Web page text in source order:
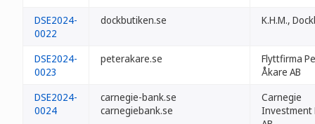
DSE2024-
0022
dockbutiken.se K.H.M.,
DSE2024-
0023
peterakare.se
Flyttfirma
Åkare AB
DSE2024-
0024
carnegie-bank.se
carnegiebank.se
Carnegie
Investment